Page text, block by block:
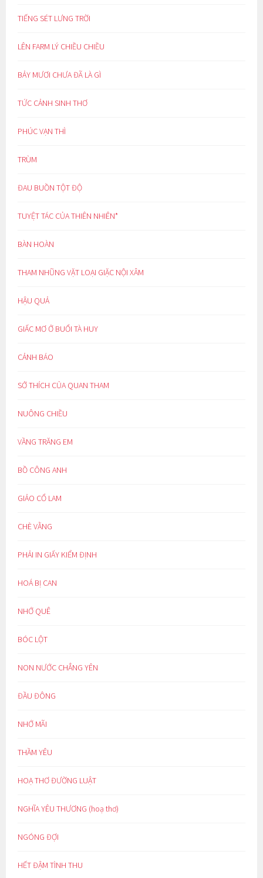
TIẾNG SÉT LƯNG TRỜI
LÊN FARM LÝ CHIỀU CHIỀU
BẢY MƯƠI CHƯA ĐÃ LÀ GÌ
TỨC CẢNH SINH THƠ
PHÚC VẠN THÌ
TRÙM
ĐAU BUỒN TỘT ĐỘ
TUYỆT TÁC CỦA THIÊN NHIÊN*
BÀN HOÀN
THAM NHŨNG VẶT LOẠI GIẶC NỘI XÂM
HẬU QUẢ
GIẤC MƠ Ở BUỔI TÀ HUY
CẢNH BÁO
SỞ THÍCH CỦA QUAN THAM
NUÔNG CHIỀU
VẦNG TRĂNG EM
BỒ CÔNG ANH
GIẢO CỔ LAM
CHÈ VẰNG
PHẢI IN GIẤY KIỂM ĐỊNH
HOÁ BỊ CAN
NHỚ QUÊ
BÓC LỘT
NON NƯỚC CHẲNG YÊN
ĐẦU ĐÔNG
NHỚ MÃI
THẦM YÊU
HOẠ THƠ ĐƯỜNG LUẬT
NGHĨA YÊU THƯƠNG (hoạ thơ)
NGÓNG ĐỢI
HẾT ĐẬM TÌNH THU